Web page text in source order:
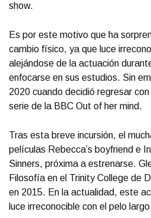
show.
Es por este motivo que ha
cambio físico, ya que luce
alejándose de la actuación
enfocarse en sus estudios. Sin
2020 cuando decidió regresar
serie de la BBC Out of her mind.
Tras esta breve incursión, el
películas Rebecca’s boyfriend e
Sinners, próxima a estrenarse.
Filosofía en el Trinity College de
en 2015. En la actualidad, este
luce irreconocible con el pelo